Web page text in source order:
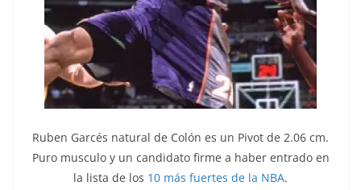
Ruben Garcés natural de Colón es un Pivot de 2.06 cm.
Puro musculo y un candidato firme a haber entrado en
la lista de los 10 más fuertes de la NBA.